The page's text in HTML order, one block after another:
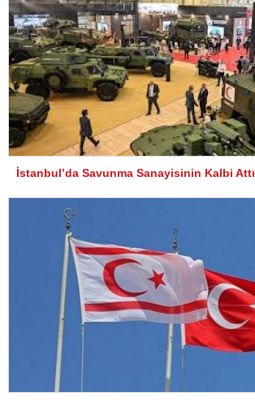
İstanbul’da Savunma Sanayisinin Kalbi Attı